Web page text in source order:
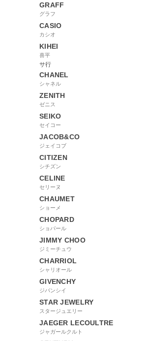
GRAFF
グラフ
CASIO
カシオ
KIHEI
喜平
サ行
CHANEL
シャネル
ZENITH
ゼニス
SEIKO
セイコー
JACOB&CO
ジェイコブ
CITIZEN
シチズン
CELINE
セリーヌ
CHAUMET
ショーメ
CHOPARD
ショパール
JIMMY CHOO
ジミーチュウ
CHARRIOL
シャリオール
GIVENCHY
ジバンシイ
STAR JEWELRY
スタージュエリー
JAEGER LECOULTRE
ジャガールクルト